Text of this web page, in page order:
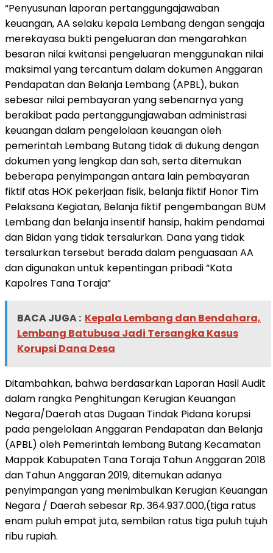
“Penyusunan laporan pertanggungajawaban
keuangan, AA selaku kepala Lembang dengan sengaja
merekayasa bukti pengeluaran dan mengarahkan
besaran nilai kwitansi pengeluaran menggunakan nilai
maksimal yang tercantum dalam dokumen Anggaran
Pendapatan dan Belanja Lembang (APBL), bukan
sebesar nilai pembayaran yang sebenarnya yang
berakibat pada pertanggungjawaban administrasi
keuangan dalam pengelolaan keuangan oleh
pemerintah Lembang Butang tidak di dukung dengan
dokumen yang lengkap dan sah, serta ditemukan
beberapa penyimpangan antara lain pembayaran
fiktif atas HOK pekerjaan fisik, belanja fiktif Honor Tim
Pelaksana Kegiatan, Belanja fiktif pengembangan BUM
Lembang dan belanja insentif hansip, hakim pendamai
dan Bidan yang tidak tersalurkan. Dana yang tidak
tersalurkan tersebut berada dalam penguasaan AA
dan digunakan untuk kepentingan pribadi “Kata
Kapolres Tana Toraja”
BACA JUGA : Kepala Lembang dan Bendahara,
Lembang Batubusa Jadi Tersangka Kasus
Korupsi Dana Desa
Ditambahkan, bahwa berdasarkan Laporan Hasil Audit
dalam rangka Penghitungan Kerugian Keuangan
Negara/Daerah atas Dugaan Tindak Pidana korupsi
pada pengelolaan Anggaran Pendapatan dan Belanja
(APBL) oleh Pemerintah lembang Butang Kecamatan
Mappak Kabupaten Tana Toraja Tahun Anggaran 2018
dan Tahun Anggaran 2019, ditemukan adanya
penyimpangan yang menimbulkan Kerugian Keuangan
Negara / Daerah sebesar Rp. 364.937.000,(tiga ratus
enam puluh empat juta, sembilan ratus tiga puluh tujuh
ribu rupiah.